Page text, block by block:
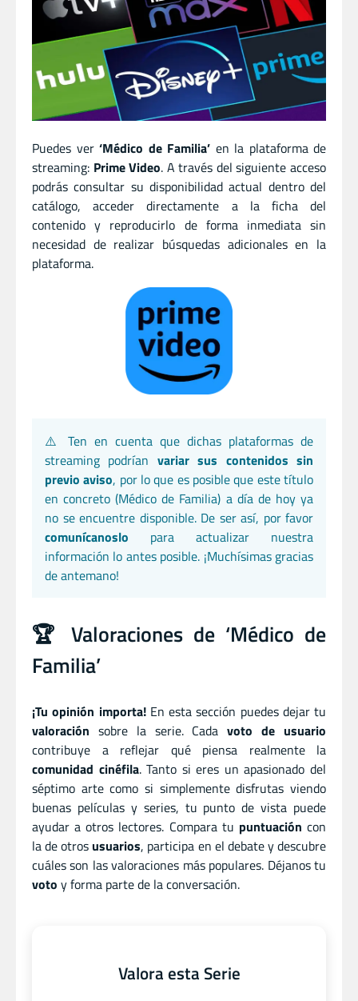
Puedes ver ‘Médico de Familia’ en la plataforma de
streaming: Prime Video. A través del siguiente acceso
podrás consultar su disponibilidad actual dentro del
catálogo, acceder directamente a la ficha del
contenido y reproducirlo de forma inmediata sin
necesidad de realizar búsquedas adicionales en la
plataforma.
⚠️ Ten en cuenta que dichas plataformas de
streaming podrían variar sus contenidos sin
previo aviso, por lo que es posible que este título
en concreto (Médico de Familia) a día de hoy ya
no se encuentre disponible. De ser así, por favor
comunícanoslo para actualizar nuestra
información lo antes posible. ¡Muchísimas gracias
de antemano!
🏆 Valoraciones de ‘Médico de
Familia’
¡Tu opinión importa!En esta sección puedes dejar tu
valoración sobre la serie. Cadavoto de usuario
contribuye a reflejar qué piensa realmente la
comunidad cinéfila. Tanto si eres un apasionado del
séptimo arte como si simplemente disfrutas viendo
buenas películas y series, tu punto de vista puede
ayudar a otros lectores. Compara tu puntuación con
la de otros usuarios, participa en el debate y descubre
cuáles son las valoraciones más populares. Déjanos tu
voto y forma parte de la conversación.
Valora esta Serie